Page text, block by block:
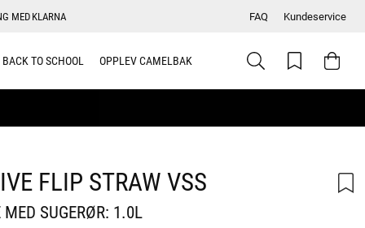
MED KLARNA FAQ Kundeservice
BACK TO SCHOOL OPPLEV CAMELBAK
FLIP STRAW VSS
MED SUGERØR: 1.0L